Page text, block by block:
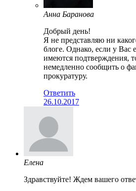
Анна Баранова
Добрый день!
Я не представляю ни
блоге. Однако, если у Вас
имеются подтверждения,
немедленно сообщить о
прокуратуру.
Ответить
26.10.2017
Елена
Здравствуйте! Ждем вашего